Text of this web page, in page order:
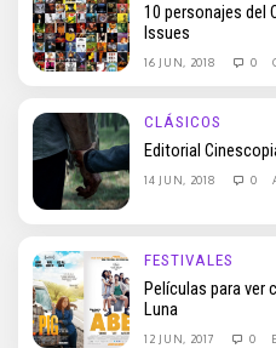
10 personajes del
Issues
16 JUN, 2018 0
CLÁSICOS
Editorial
14 JUN, 2018 0
FESTIVALES
Películas para ver
Luna
12 JUN, 2017 0